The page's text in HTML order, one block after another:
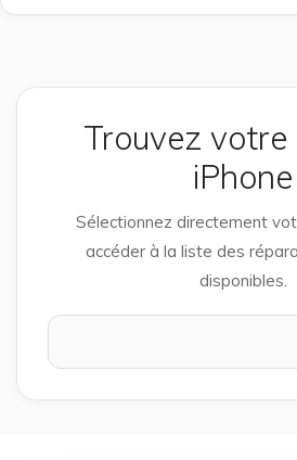
Trouvez votre
iPhone
Sélectionnez directement
accéder à la liste des
disponibles.